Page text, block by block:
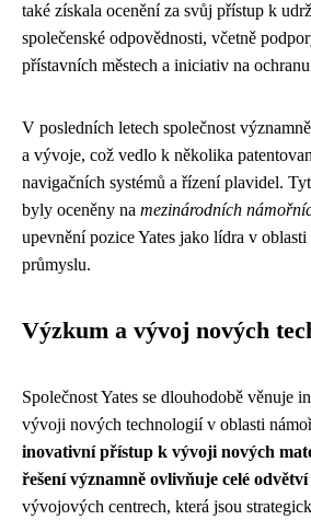
také získala ocenění za svůj přístup k
společenské odpovědnosti, včetně
přístavních městech a iniciativ na
V posledních letech společnost
a vývoje, což vedlo k několika
navigačních systémů a řízení plavidel.
byly oceněny na mezinárodních
upevnění pozice Yates jako lídra v
průmyslu.
Výzkum a vývoj nových
Společnost Yates se dlouhodobě věnuje
vývoji nových technologií v oblasti
inovativní přístup k vývoji nových
řešení významně ovlivňuje celé
vývojových centrech, která jsou